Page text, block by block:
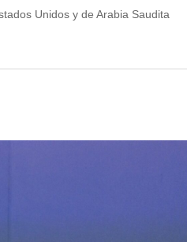
Unidos y de Arabia Saudita